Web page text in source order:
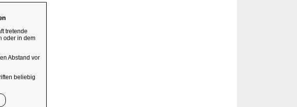
tretende
oder in dem
Abstand vor
beliebig